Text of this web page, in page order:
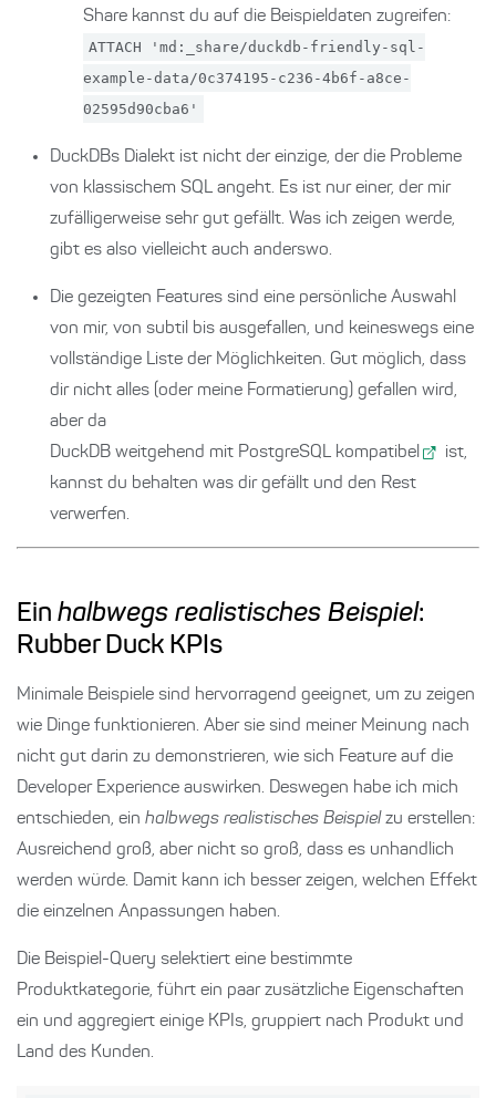
Share kannst du auf die Beispieldaten zugreifen:
ATTACH 'md:_share/duckdb-friendly-sql-
example-data/0c374195-c236-4b6f-a8ce-
02595d90cba6'
DuckDBs Dialekt ist nicht der einzige, der die Probleme
von klassischem SQL angeht. Es ist nur einer, der mir
zufälligerweise sehr gut gefällt. Was ich zeigen werde,
gibt es also vielleicht auch anderswo.
Die gezeigten Features sind eine persönliche Auswahl
von mir, von subtil bis ausgefallen, und keineswegs eine
vollständige Liste der Möglichkeiten. Gut möglich, dass
dir nicht alles (oder meine Formatierung) gefallen wird,
aber da
DuckDB weitgehend mit PostgreSQL kompatibel
ist,
kannst du behalten was dir gefällt und den Rest
verwerfen.
Ein halbwegs realistisches Beispiel:
Rubber Duck KPIs
Minimale Beispiele sind hervorragend geeignet, um zu zeigen
wie Dinge funktionieren. Aber sie sind meiner Meinung nach
nicht gut darin zu demonstrieren, wie sich Feature auf die
Developer Experience auswirken. Deswegen habe ich mich
entschieden, ein halbwegs realistisches Beispiel zu erstellen:
Ausreichend groß, aber nicht so groß, dass es unhandlich
werden würde. Damit kann ich besser zeigen, welchen Effekt
die einzelnen Anpassungen haben.
Die Beispiel-Query selektiert eine bestimmte
Produktkategorie, führt ein paar zusätzliche Eigenschaften
ein und aggregiert einige KPIs, gruppiert nach Produkt und
Land des Kunden.